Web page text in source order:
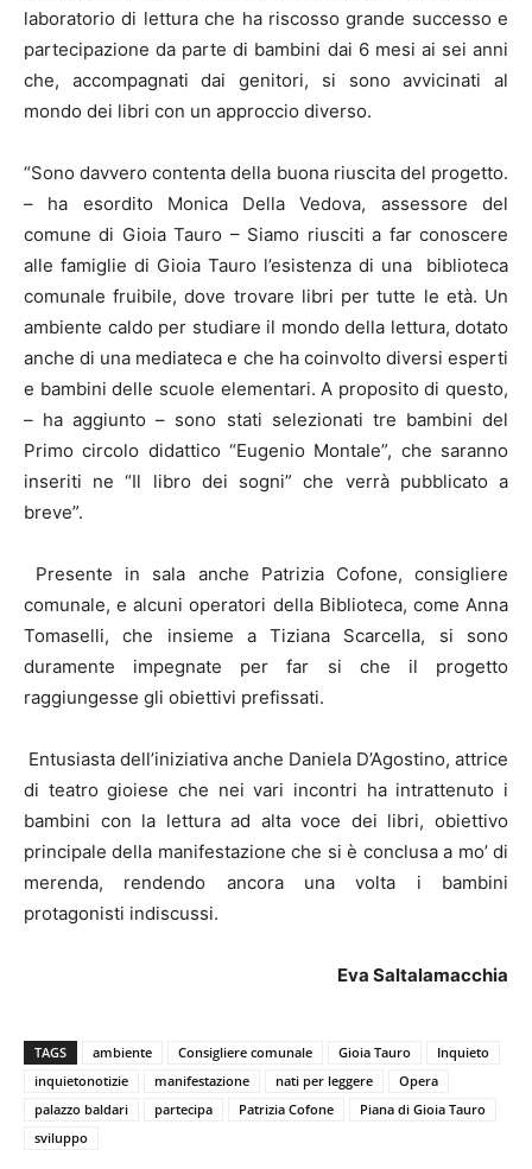
laboratorio di lettura che ha riscosso grande successo e
partecipazione da parte di bambini dai 6 mesi ai sei anni
che, accompagnati dai genitori, si sono avvicinati al
mondo dei libri con un approccio diverso.
“Sono davvero contenta della buona riuscita del progetto.
– ha esordito Monica Della Vedova, assessore del
comune di Gioia Tauro – Siamo riusciti a far conoscere
alle famiglie di Gioia Tauro l’esistenza di una biblioteca
comunale fruibile, dove trovare libri per tutte le età. Un
ambiente caldo per studiare il mondo della lettura, dotato
anche di una mediateca e che ha coinvolto diversi esperti
e bambini delle scuole elementari. A proposito di questo,
– ha aggiunto – sono stati selezionati tre bambini del
Primo circolo didattico “Eugenio Montale”, che saranno
inseriti ne “Il libro dei sogni” che verrà pubblicato a
breve”.
Presente in sala anche Patrizia Cofone, consigliere
comunale, e alcuni operatori della Biblioteca, come Anna
Tomaselli, che insieme a Tiziana Scarcella, si sono
duramente impegnate per far si che il progetto
raggiungesse gli obiettivi prefissati.
Entusiasta dell’iniziativa anche Daniela D’Agostino, attrice
di teatro gioiese che nei vari incontri ha intrattenuto i
bambini con la lettura ad alta voce dei libri, obiettivo
principale della manifestazione che si è conclusa a mo’ di
merenda, rendendo ancora una volta i bambini
protagonisti indiscussi.
Eva Saltalamacchia
TAGS ambiente Consigliere comunale Gioia Tauro
Inquieto
inquietonotizie
manifestazione nati per leggere
Opera
palazzo baldari
partecipa Patrizia Cofone
Piana di Gioia Tauro
sviluppo